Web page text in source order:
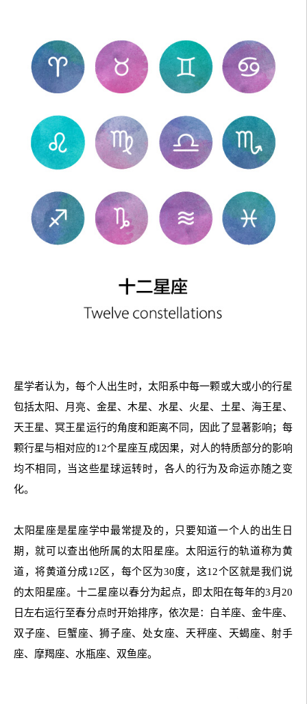
星学者认为，每个人出生时，太阳系中每一颗或大或小的行星
包括太阳、月亮、金星、木星、水星、火星、土星、海王星、
天王星、冥王星运行的角度和距离不同，因此了显著影响；每
颗行星与相对应的12个星座互成因果，对人的特质部分的影响
均不相同，当这些星球运转时，各人的行为及命运亦随之变
化。
太阳星座是星座学中最常提及的，只要知道一个人的出生日
期，就可以查出他所属的太阳星座。太阳运行的轨道称为黄
道，将黄道分成12区，每个区为30度，这12个区就是我们说
的太阳星座。十二星座以春分为起点，即太阳在每年的3月20
日左右运行至春分点时开始排序，依次是：白羊座、金牛座、
双子座、巨蟹座、狮子座、处女座、天秤座、天蝎座、射手
座、摩羯座、水瓶座、双鱼座。